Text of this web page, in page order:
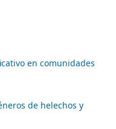
en comunidades
de helechos y